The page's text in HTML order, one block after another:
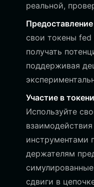
реальной,
свои токены fed
получать
поддерживая
Участие в
Используйте
инструментами
держателям
сдвиги в